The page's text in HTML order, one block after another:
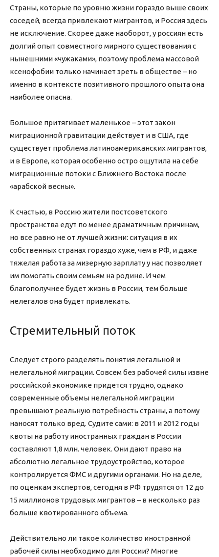
Страны, которые по уровню жизни гораздо выше своих
соседей, всегда привлекают мигрантов, и Россия здесь
не исключение. Скорее даже наоборот, у россиян есть
долгий опыт совместного мирного существования с
нынешними «чужаками», поэтому проблема массовой
ксенофобии только начинает зреть в обществе – но
именно в контексте позитивного прошлого опыта она
наиболее опасна.
Большое притягивает маленькое – этот закон
миграционной гравитации действует и в США, где
существует проблема латиноамериканских мигрантов,
и в Европе, которая особенно остро ощутила на себе
миграционные потоки с Ближнего Востока после
«арабской весны».
К счастью, в Россию жители постсоветского
пространства едут по менее драматичным причинам,
но все равно не от лучшей жизни: ситуация в их
собственных странах гораздо хуже, чем в РФ, и даже
тяжелая работа за мизерную зарплату у нас позволяет
им помогать своим семьям на родине. И чем
благополучнее будет жизнь в России, тем больше
нелегалов она будет привлекать.
Стремительный поток
Следует строго разделять понятия легальной и
нелегальной миграции. Совсем без рабочей силы извне
российской экономике придется трудно, однако
современные объемы нелегальной миграции
превышают реальную потребность страны, а потому
наносят только вред. Судите сами: в 2011 и 2012 годы
квоты на работу иностранных граждан в России
составляют 1,8 млн. человек. Они дают право на
абсолютно легальное трудоустройство, которое
контролируется ФМС и другими органами. Но на деле,
по оценкам экспертов, сегодня в РФ трудятся от 12 до
15 миллионов трудовых мигрантов – в несколько раз
больше квотированного объема.
Действительно ли такое количество иностранной
рабочей силы необходимо для России? Многие